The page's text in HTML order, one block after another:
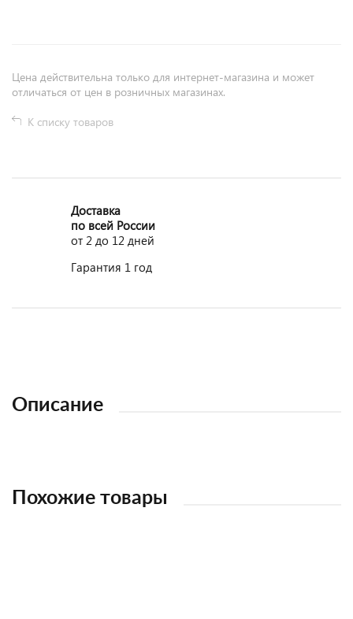
Цена действительна только для интернет-магазина и может
отличаться от цен в розничных магазинах.
К списку товаров
Доставка
по всей России
от 2 до 12 дней
Гарантия 1 год
Описание
Похожие товары